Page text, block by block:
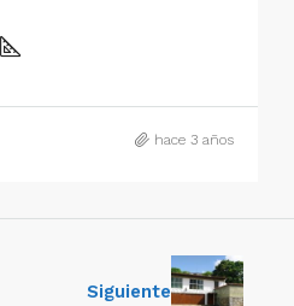
hace 3 años
Siguiente